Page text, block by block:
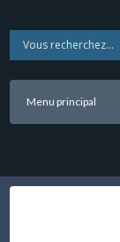
Menu principal